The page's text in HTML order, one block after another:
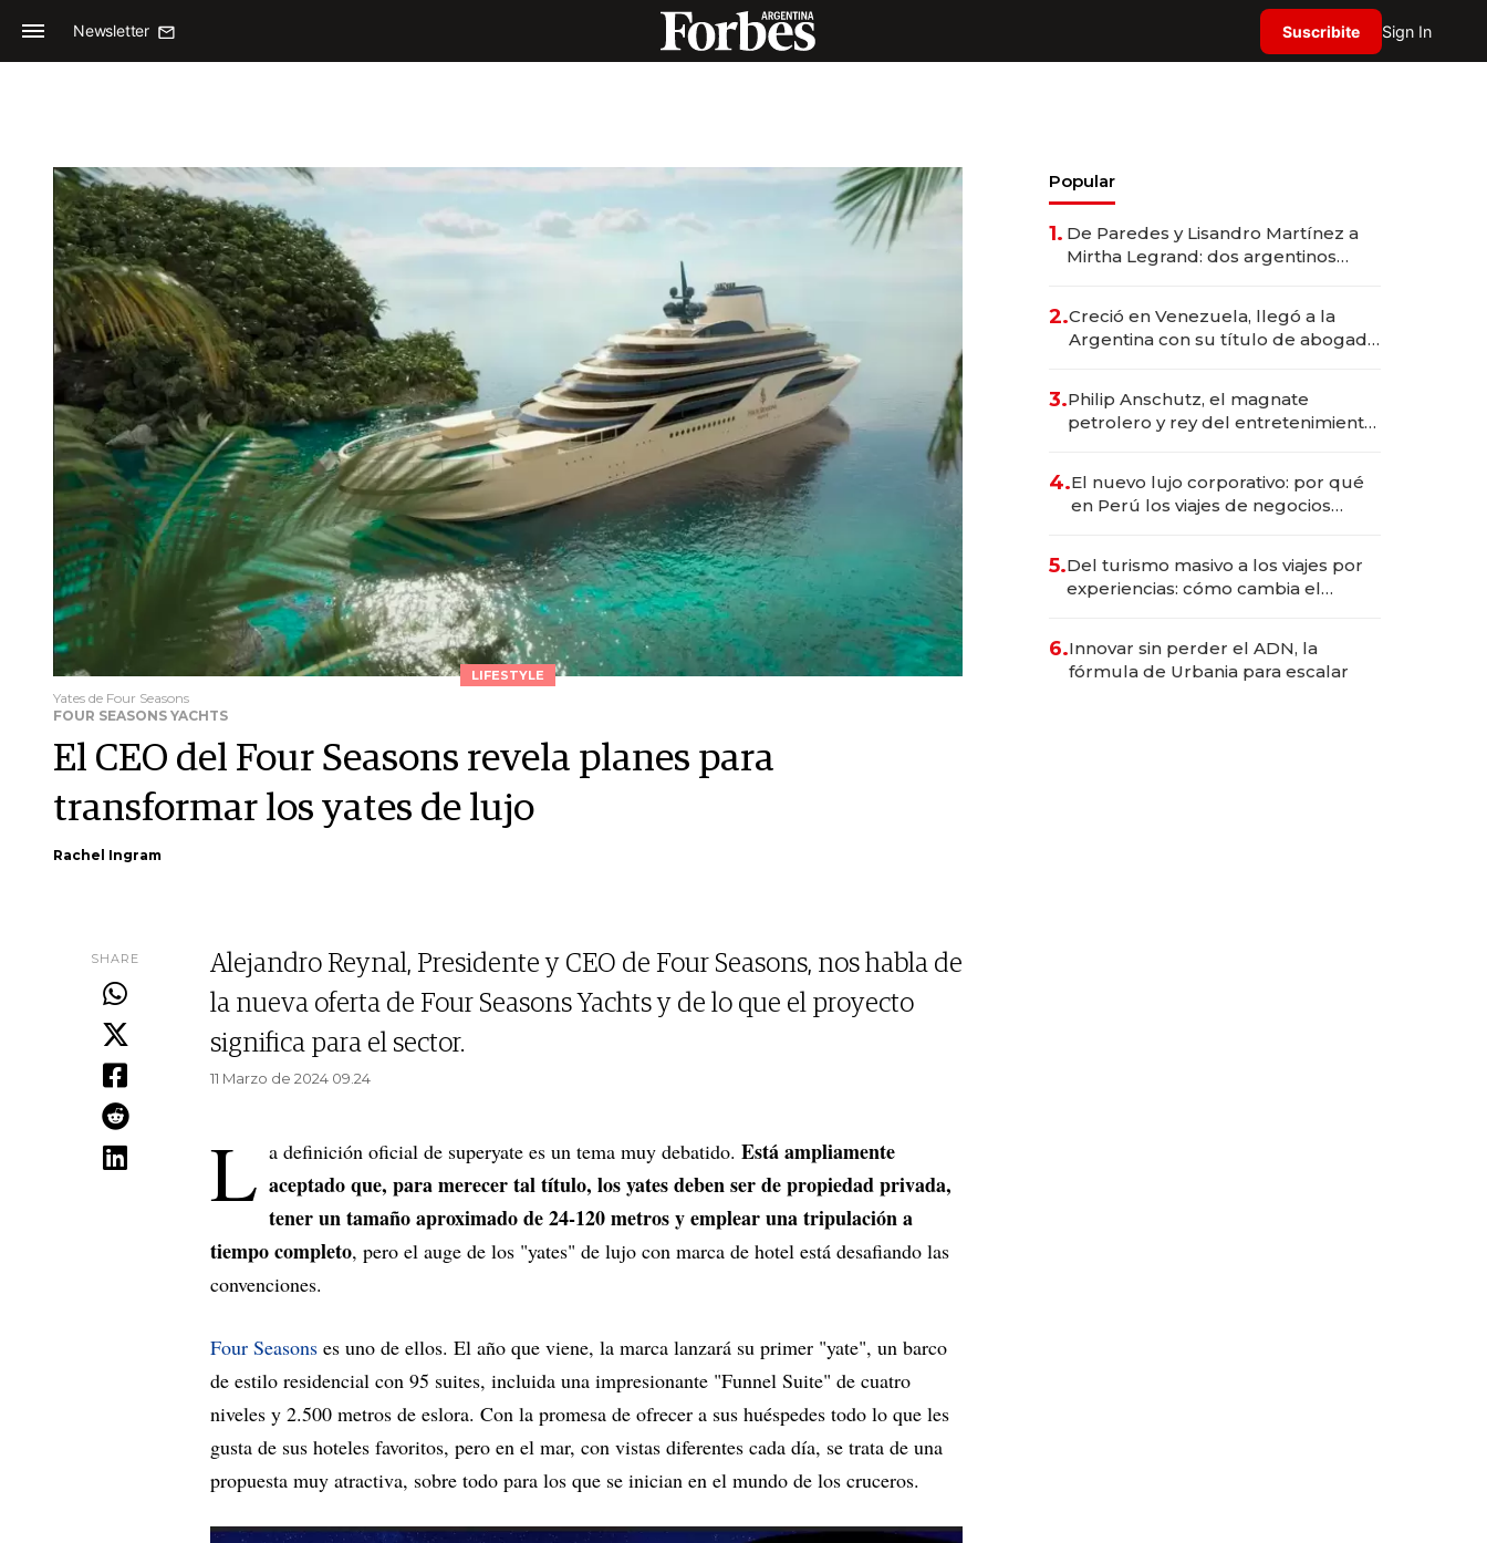
Newsletter Suscribite Sign In
LIFESTYLE
Yates de Four Seasons
FOUR SEASONS YACHTS
El CEO del Four Seasons revela planes para
transformar los yates de lujo
Rachel Ingram
SHARE
Alejandro Reynal, Presidente y CEO de Four Seasons, nos habla de
la nueva oferta de Four Seasons Yachts y de lo que el proyecto
significa para el sector.
11 Marzo de 2024 09.24
L a definición oficial de superyate es un tema muy debatido. Está ampliamente
aceptado que, para merecer tal título, los yates deben ser de propiedad privada,
tener un tamaño aproximado de 24-120 metros y emplear una tripulación a
tiempo completo, pero el auge de los "yates" de lujo con marca de hotel está desafiando las
convenciones.
Four Seasons es uno de ellos. El año que viene, la marca lanzará su primer "yate", un barco
de estilo residencial con 95 suites, incluida una impresionante "Funnel Suite" de cuatro
niveles y 2.500 metros de eslora. Con la promesa de ofrecer a sus huéspedes todo lo que les
gusta de sus hoteles favoritos, pero en el mar, con vistas diferentes cada día, se trata de una
propuesta muy atractiva, sobre todo para los que se inician en el mundo de los cruceros.
Popular
1. De Paredes y Lisandro Martínez a
Mirtha Legrand: dos argentinos
2.Creció en Venezuela, llegó a la
Argentina con su título de abogado
marcas "fast premium"
3.Philip Anschutz, el magnate
petrolero y rey del entretenimiento
4.El nuevo lujo corporativo: por qué
en Perú los viajes de negocios
transformadoras
5.Del turismo masivo a los viajes por
experiencias: cómo cambia el
6.Innovar sin perder el ADN, la
fórmula de Urbania para escalar